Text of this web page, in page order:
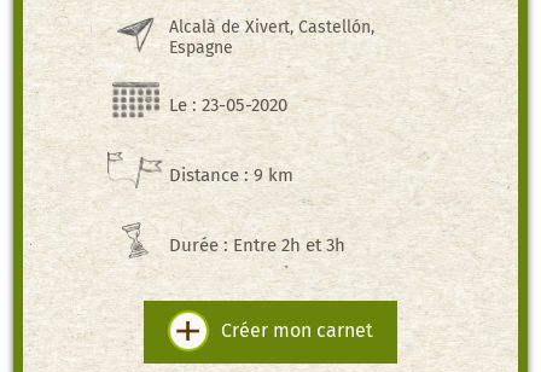
Alcalà de Xivert, Castellón,
Espagne
Le : 23-05-2020
Distance : 9 km
Durée : Entre 2h et 3h
Créer mon carnet